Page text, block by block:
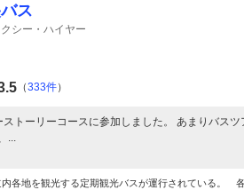
ス
シー・ハイヤー
（333件）
トーリーコースに参加しました。 あまりバスツ
...
各地を観光する定期観光バスが運行されている。